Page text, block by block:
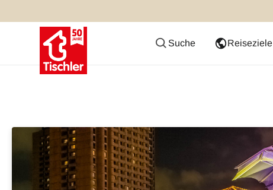
Suche Reiseziele